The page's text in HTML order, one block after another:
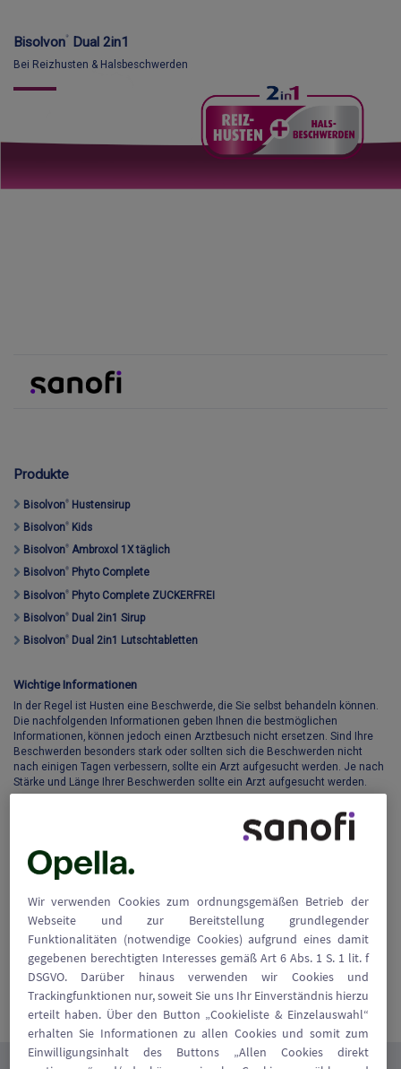
Bisolvon ® Dual 2in1
Bei Reizhusten & Halsbeschwerden
Produkte
Bisolvon ®Hustensirup
Bisolvon ®Kids
Bisolvon®Ambroxol 1X täglich
Bisolvon®
Phyto Complete
Bisolvon ® Phyto CompleteZUCKERFREI
Bisolvon ®Dual 2in1 Sirup
Bisolvon®Dual 2in1 Lutschtabletten
Wichtige Informationen
In der Regel ist Husten eine Beschwerde, die Sie selbst behandeln können.
Die nachfolgenden Informationen geben Ihnen die bestmöglichen
Informationen, können jedoch einen Arztbesuch nicht ersetzen. Sind Ihre
Beschwerden besonders stark oder sollten sich die Beschwerden nicht
nach einigen Tagen verbessern, sollte ein Arzt aufgesucht werden. Je nach
Stärke und Länge Ihrer Beschwerden sollte ein Arzt aufgesucht werden.
Opella Healthcare Switzerland AG
6343 Rotkreuz
Schweiz
Allgemeine Nutzungsbedingungen
Datenschutzhinweise
Andere CHC-Produkte
Wir verwenden Cookies zum ordnungsgemäßen Betrieb der
Webseite und zur Bereitstellung grundlegender
Funktionalitäten (notwendige Cookies) aufgrund eines damit
gegebenen berechtigten Interesses gemäß Art 6 Abs. 1 S. 1 lit. f
DSGVO. Darüber hinaus verwenden wir Cookies und
Trackingfunktionen nur, soweit Sie uns Ihr Einverständnis hierzu
erteilt haben. Über den Button „Cookieliste & Einzelauswahl“
erhalten Sie Informationen zu allen Cookies und somit zum
Einwilligungsinhalt des Buttons „Allen Cookies direkt